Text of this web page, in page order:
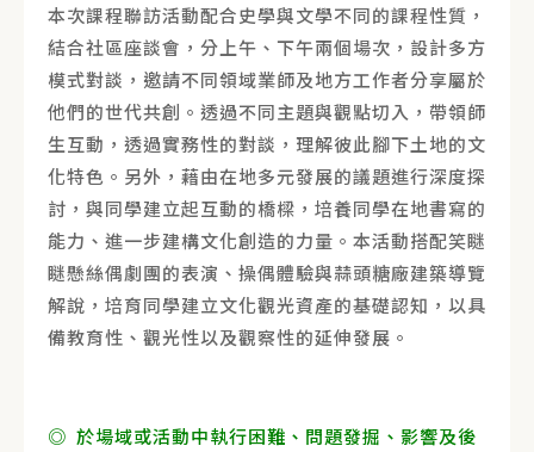
本次課程聯訪活動配合史學與文學不同的課程性質，
結合社區座談會，分上午、下午兩個場次，設計多方
模式對談，邀請不同領域業師及地方工作者分享屬於
他們的世代共創。透過不同主題與觀點切入，帶領師
生互動，透過實務性的對談，理解彼此腳下土地的文
化特色。另外，藉由在地多元發展的議題進行深度探
討，與同學建立起互動的橋樑，培養同學在地書寫的
能力、進一步建構文化創造的力量。本活動搭配笑瞇
瞇懸絲偶劇團的表演、操偶體驗與蒜頭糖廠建築導覽
解說，培育同學建立文化觀光資產的基礎認知，以具
備教育性、觀光性以及觀察性的延伸發展。
◎ 於場域或活動中執行困難、問題發掘、影響及後